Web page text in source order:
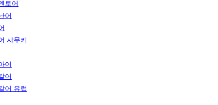
토어
어
샤무키
어
어
어 유럽